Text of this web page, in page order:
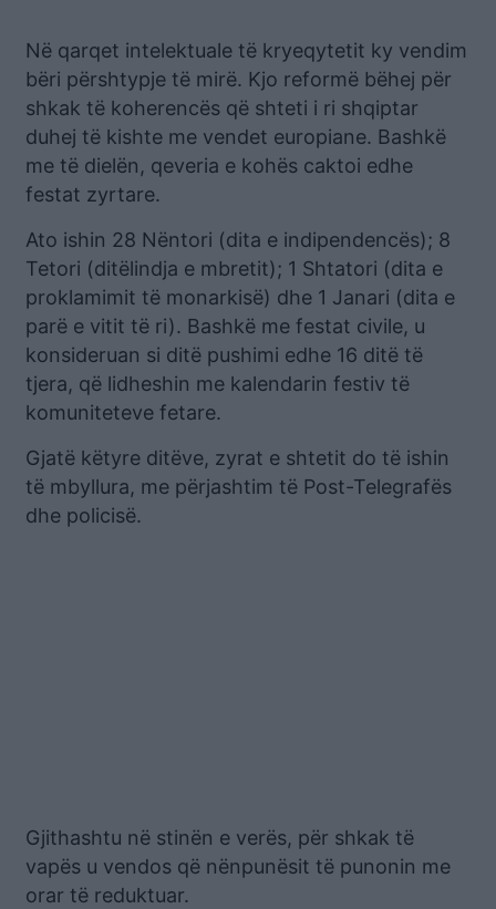
Në qarqet intelektuale të kryeqytetit ky vendim
bëri përshtypje të mirë. Kjo reformë bëhej për
shkak të koherencës që shteti i ri shqiptar
duhej të kishte me vendet europiane. Bashkë
me të dielën, qeveria e kohës caktoi edhe
festat zyrtare.
Ato ishin 28 Nëntori (dita e indipendencës); 8
Tetori (ditëlindja e mbretit); 1 Shtatori (dita e
proklamimit të monarkisë) dhe 1 Janari (dita e
parë e vitit të ri). Bashkë me festat civile, u
konsideruan si ditë pushimi edhe 16 ditë të
tjera, që lidheshin me kalendarin festiv të
komuniteteve fetare.
Gjatë këtyre ditëve, zyrat e shtetit do të ishin
të mbyllura, me përjashtim të Post-Telegrafës
dhe policisë.
Gjithashtu në stinën e verës, për shkak të
vapës u vendos që nënpunësit të punonin me
orar të reduktuar.